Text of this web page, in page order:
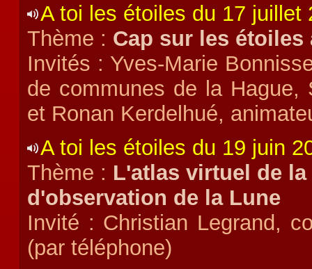
A toi les étoiles du 17 juillet
Thème : Cap sur les étoiles
Invités : Yves-Marie
de communes de la Hague,
et Ronan Kerdelhué,
A toi les étoiles du 19 juin
Thème : L'atlas virtuel de
d'observation de la Lune
Invité : Christian Legrand,
(par téléphone)